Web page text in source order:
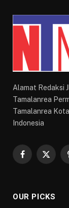
Alamat Redaksi
Tamalanrea
Tamalanrea
Indonesia
Facebook
X
OUR PICKS